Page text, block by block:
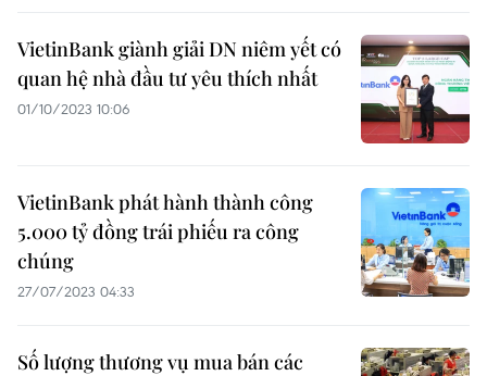
VietinBank giành giải DN niêm yết có
quan hệ nhà đầu tư yêu thích nhất
01/10/2023 10:06
VietinBank phát hành thành công
5.000 tỷ đồng trái phiếu ra công
chúng
27/07/2023 04:33
Số lượng thương vụ mua bán các